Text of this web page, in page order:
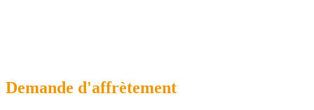
Demande d'affrètement